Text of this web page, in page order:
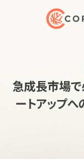
トップペー
急成長市場
ートアップ